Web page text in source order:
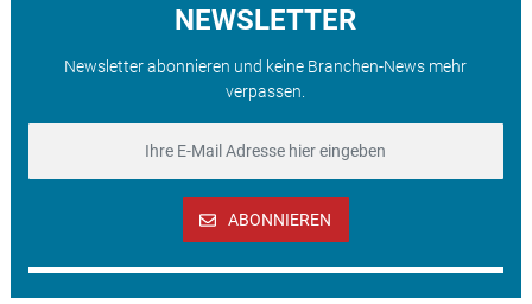
NEWSLETTER
Newsletter abonnieren und keine Branchen-News mehr
verpassen.
ABONNIEREN